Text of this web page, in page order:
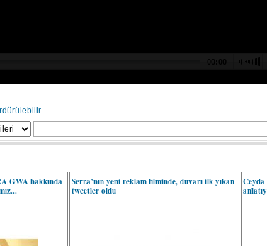
GWA hakkında
Serra’nın yeni reklam filminde, duvarı ilk yıkan
tweetler oldu